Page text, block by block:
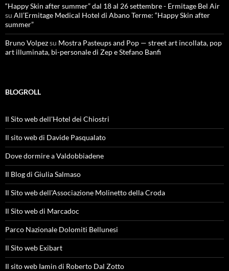
“Happy Skin after summer” dal 18 al 26 settembre - Ermitage Bel Air
su All’Ermitage Medical Hotel di Abano Terme: “Happy Skin after
summer”
Bruno Volpezsu Mostra Pasteups and Pop — street art incollata, pop
art illuminata, bi-personale di Zep e Stefano Banfi
BLOGROLL
Il Sito web dell'Hotel dei Chiostri
Il sito web di Davide Pasqualato
Dove dormire a Valdobbiadene
Il Blog di Giulia Salmaso
Il Sito web dell'Associazione Molinetto della Croda
Il Sito web di Marcadoc
Parco Nazionale Dolomiti Bellunesi
Il Sito web Exibart
Il sito web Iamin di Roberto Dal Zotto